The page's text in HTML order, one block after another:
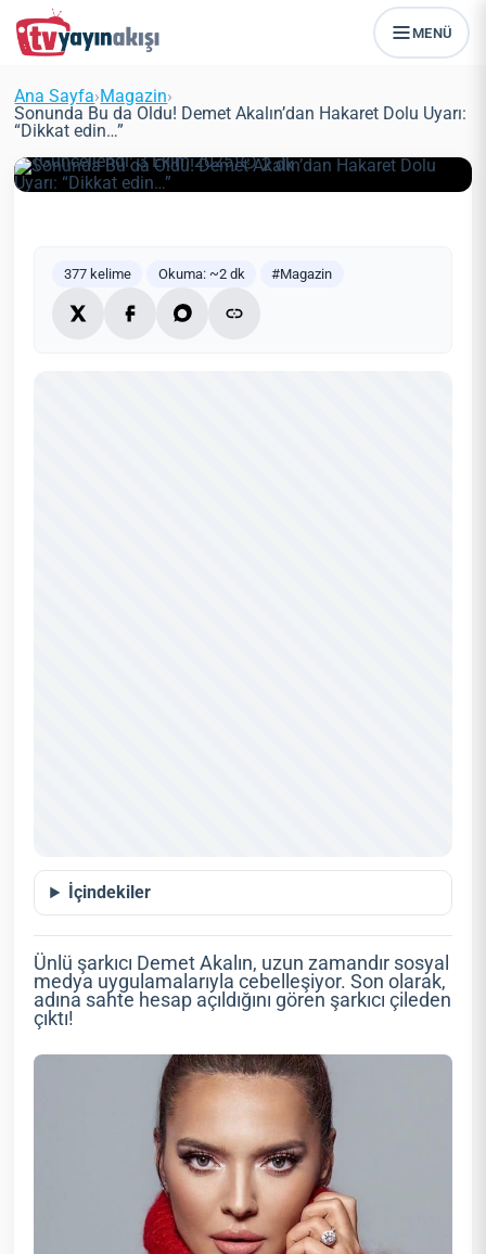
MENÜ
Ana Sayfa›Magazin›
Sonunda Bu da Oldu! Demet Akalın’dan Hakaret Dolu Uyarı:
“Dikkat edin…”
Sonunda Bu da Oldu! Demet
“Dikkat edin…”
Zeynep Öztürk
(Güncellendi: 3 Ekim 2025)
2 dk
377 kelime Okuma: ~2 dk #Magazin
İçindekiler
Ünlü şarkıcı Demet Akalın, uzun zamandır sosyal
medya uygulamalarıyla cebelleşiyor. Son olarak,
adına sahte hesap açıldığını gören şarkıcı çileden
çıktı!